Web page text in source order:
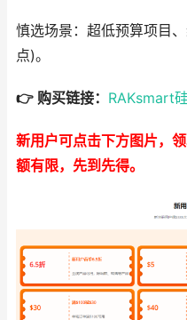
慎选场景：超低预算项目
点)。
👉 购买链接： RAKsmart
新用户可点击下方图片，
额有限，先到先得。